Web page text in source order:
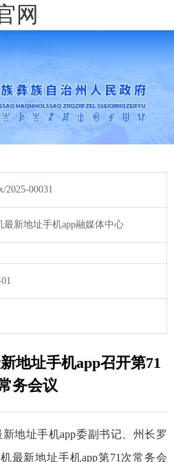
网
2025-00031
最新地址手机app融媒体中心
地址手机app召开第71
务会议
地址手机app委副书记、州长罗
最新地址手机app第71次常务会